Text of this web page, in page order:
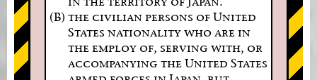
(B) the civilian persons of United
States nationality who are in
the employ of, serving with, or
accompanying the United States